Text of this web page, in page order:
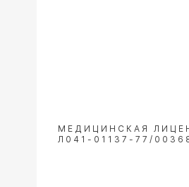
МЕДИЦИНСКАЯ
Л041-01137-77/